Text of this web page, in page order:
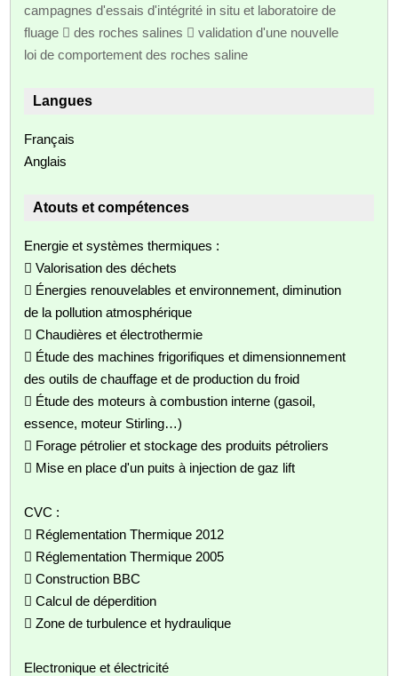
campagnes d'essais d'intégrité in situ et laboratoire de
fluage  des roches salines  validation d'une nouvelle
loi de comportement des roches saline
Langues
Français
Anglais
Atouts et compétences
Energie et systèmes thermiques :
 Valorisation des déchets
 Énergies renouvelables et environnement, diminution
de la pollution atmosphérique
 Chaudières et électrothermie
 Étude des machines frigorifiques et dimensionnement
des outils de chauffage et de production du froid
 Étude des moteurs à combustion interne (gasoil,
essence, moteur Stirling…)
 Forage pétrolier et stockage des produits pétroliers
 Mise en place d'un puits à injection de gaz lift
CVC :
 Réglementation Thermique 2012
 Réglementation Thermique 2005
 Construction BBC
 Calcul de déperdition
 Zone de turbulence et hydraulique
Electronique et électricité